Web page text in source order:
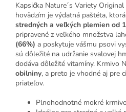
Kapsička Nature´s Variety
hovädzím je výdatná paštéta,
stredných a veľkých plemien od
pripravené z veľkého množstva
(66%) a poskytuje vášmu psovi
sú dôležité na udržanie svalovej
dodáva dôležité vitamíny. Krmivo
obilniny, a preto je vhodné aj pre
priateľov.
Plnohodnotné mokré